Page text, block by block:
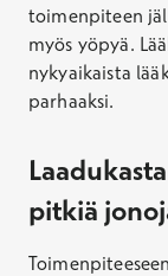
toimenpiteen
myös yöpyä.
nykyaikaista
parhaaksi.
pitkiä